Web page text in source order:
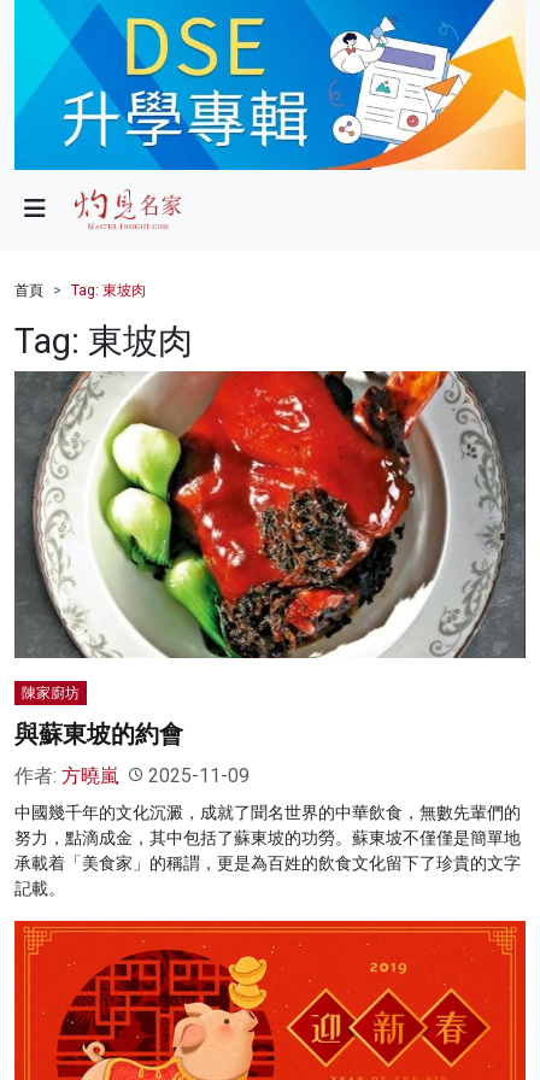
政局
財經
健康
商業
科技
影片
名家榜
灼見活動
首頁 Tag: 東坡肉
Tag: 東坡肉
陳家廚坊
與蘇東坡的約會
作者: 方曉嵐 2025-11-09
中國幾千年的文化沉澱，成就了聞名世界的中華飲食，無數先輩們的
努力，點滴成金，其中包括了蘇東坡的功勞。蘇東坡不僅僅是簡單地
承載着「美食家」的稱謂，更是為百姓的飲食文化留下了珍貴的文字
記載。